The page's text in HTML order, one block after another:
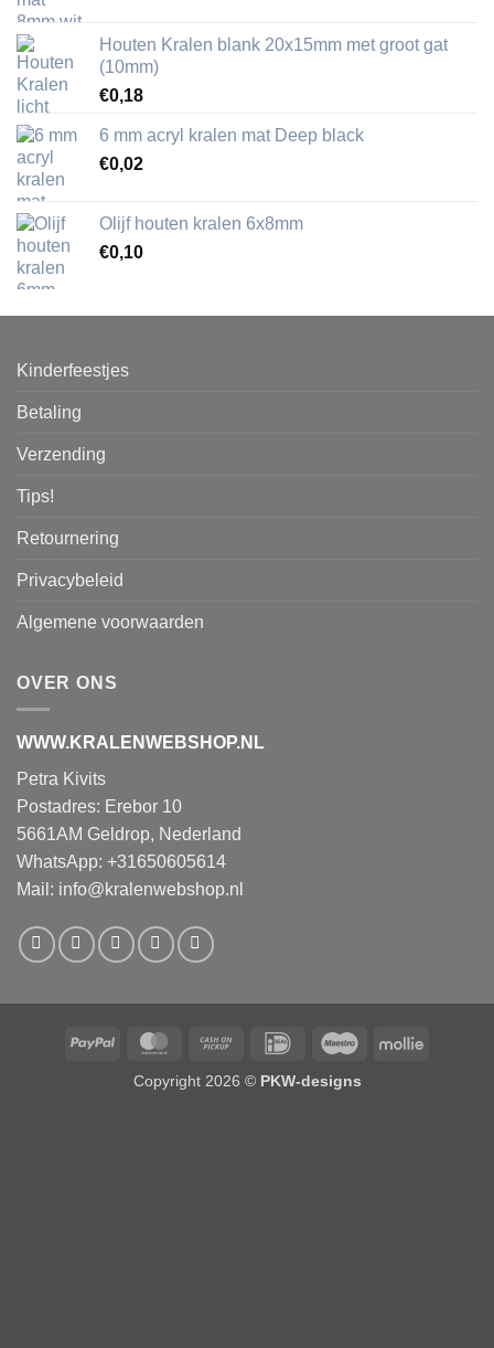
Houten Kralen blank 20x15mm met groot gat
(10mm)
€0,18
6 mm acryl kralen mat Deep black
€0,02
Olijf houten kralen 6x8mm
€0,10
Kinderfeestjes
Betaling
Verzending
Tips!
Retournering
Privacybeleid
Algemene voorwaarden
OVER ONS
WWW.KRALENWEBSHOP.NL
Petra Kivits
Postadres: Erebor 10
5661AM Geldrop, Nederland
WhatsApp: +31650605614
Mail: info@kralenwebshop.nl
PayPal MasterCardCash
Pickup
IDeal Maestro Mollie
Copyright 2026 © PKW-designs